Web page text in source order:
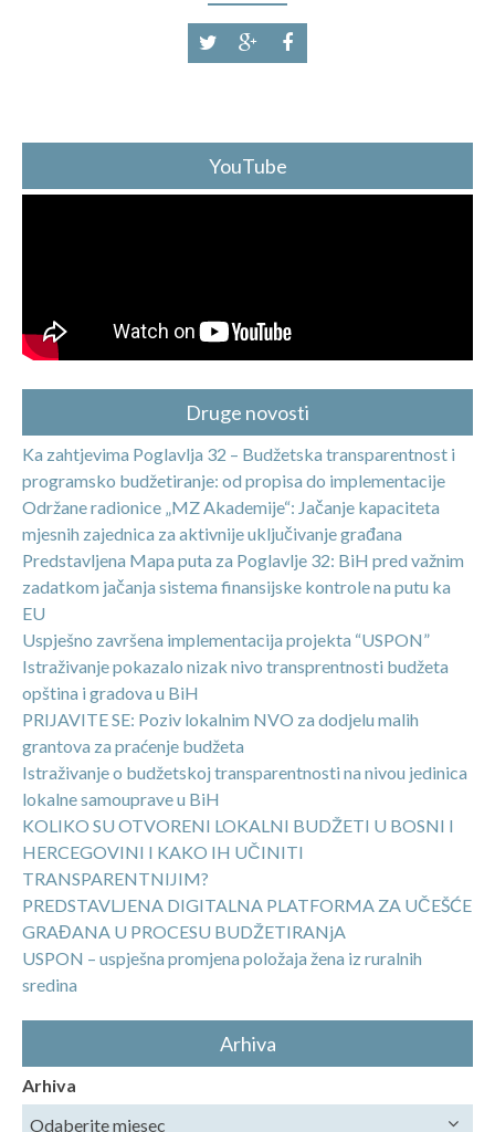
YouTube
Druge novosti
Ka zahtjevima Poglavlja 32 – Budžetska transparentnost i
programsko budžetiranje: od propisa do implementacije
Održane radionice „MZ Akademije“: Jačanje kapaciteta
mjesnih zajednica za aktivnije uključivanje građana
Predstavljena Mapa puta za Poglavlje 32: BiH pred važnim
zadatkom jačanja sistema finansijske kontrole na putu ka
EU
Uspješno završena implementacija projekta “USPON”
Istraživanje pokazalo nizak nivo transprentnosti budžeta
opština i gradova u BiH
PRIJAVITE SE: Poziv lokalnim NVO za dodjelu malih
grantova za praćenje budžeta
Istraživanje o budžetskoj transparentnosti na nivou jedinica
lokalne samouprave u BiH
KOLIKO SU OTVORENI LOKALNI BUDŽETI U BOSNI I
HERCEGOVINI I KAKO IH UČINITI
TRANSPARENTNIJIM?
PREDSTAVLJENA DIGITALNA PLATFORMA ZA UČEŠĆE
GRAĐANA U PROCESU BUDŽETIRANjA
USPON – uspješna promjena položaja žena iz ruralnih
sredina
Arhiva
Arhiva